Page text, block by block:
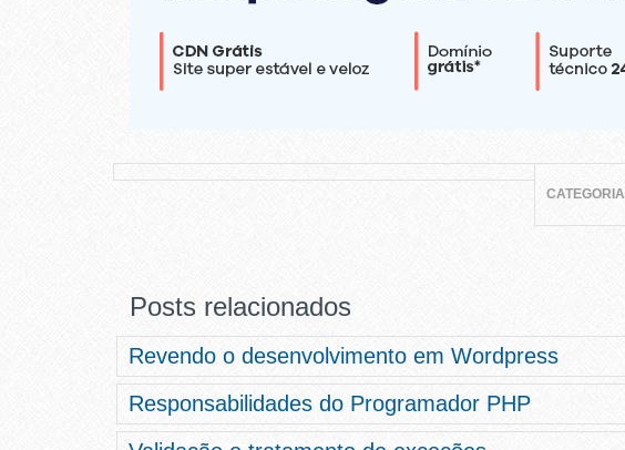
CATEGORIA
Posts relacionados
Revendo o desenvolvimento em Wordpress
Responsabilidades do Programador PHP